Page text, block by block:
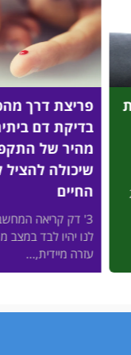
מהפכנית:
ביתית לזיהוי
התקפי לב
לכם את
המחשבה שהיקרים
במצב מסכן חיים, ללא